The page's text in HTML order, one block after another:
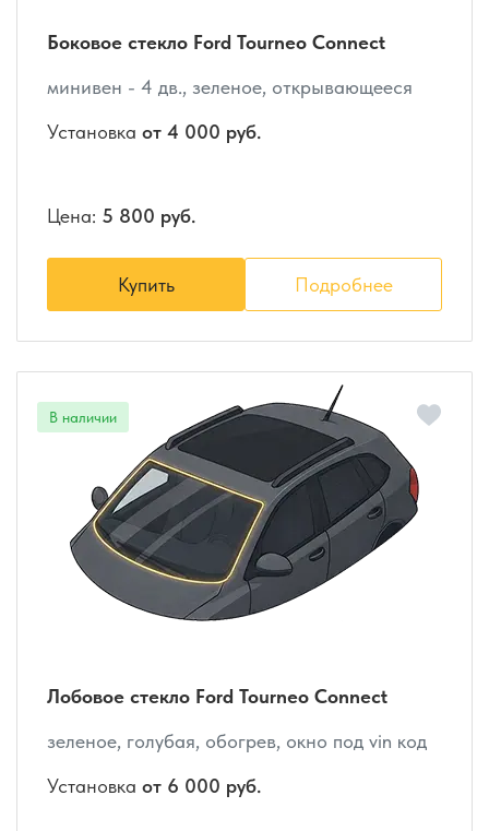
Боковое стекло Ford Tourneo Connect
минивен - 4 дв., зеленое, открывающееся
Установка от 4 000 руб.
Цена: 5 800 руб.
Купить Подробнее
Лобовое стекло Ford Tourneo Connect
зеленое, голубая, обогрев, окно под vin код
Установка от 6 000 руб.